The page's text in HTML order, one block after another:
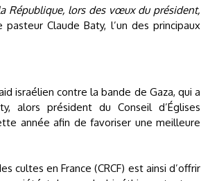
République, lors des vœux du président,
pasteur Claude Baty, l’un des principaux
israélien contre la bande de Gaza, qui a
alors président du Conseil d’Églises
année afin de favoriser une meilleure
cultes en France (CRCF) est ainsi d’offrir